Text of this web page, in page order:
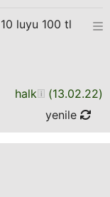
luyu 100 tl
halk (13.02.22)
yenile